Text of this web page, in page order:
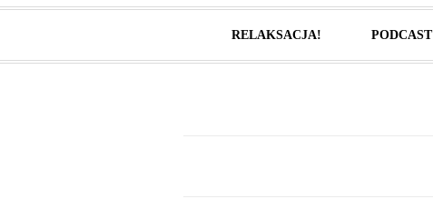
RELAKSACJA! PODCAST